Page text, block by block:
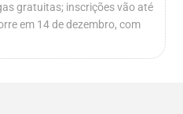
gratuitas; inscrições vão até
em 14 de dezembro, com